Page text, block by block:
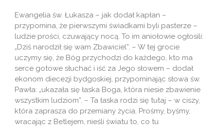
Ewangelia św. Łukasza – jak dodał kapłan –
przypomina, że pierwszymi świadkami byli pasterze –
ludzie prości, czuwający nocą. To im aniołowie ogłosili:
„Dziś narodził się wam Zbawiciel”. – W tej grocie
uczymy się, że Bóg przychodzi do każdego, kto ma
serce gotowe słuchać i iść za Jego słowem – dodał
ekonom diecezji bydgoskiej, przypominając słowa św.
Pawła: „ukazała się łaska Boga, która niesie zbawienie
wszystkim ludziom”. – Ta łaska rodzi się tutaj – w ciszy,
która zaprasza do przemiany życia. Prośmy, byśmy,
wracając z Betlejem, nieśli światu to, co tu